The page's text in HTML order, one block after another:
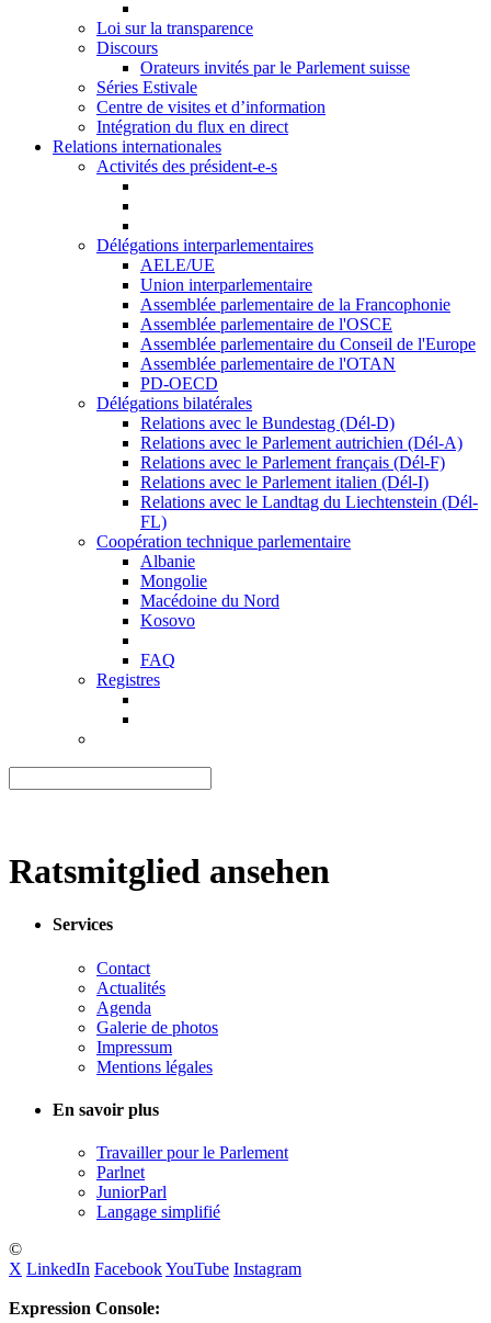
Loi sur la transparence
Discours
Orateurs invités par le Parlement suisse
Séries Estivale
Centre de visites et d’information
Intégration du flux en direct
Relations internationales
Activités des président-e-s
Délégations interparlementaires
AELE/UE
Union interparlementaire
Assemblée parlementaire de la Francophonie
Assemblée parlementaire de l'OSCE
Assemblée parlementaire du Conseil de l'Europe
Assemblée parlementaire de l'OTAN
PD-OECD
Délégations bilatérales
Relations avec le Bundestag (Dél-D)
Relations avec le Parlement autrichien (Dél-A)
Relations avec le Parlement français (Dél-F)
Relations avec le Parlement italien (Dél-I)
Relations avec le Landtag du Liechtenstein (Dél-
FL)
Coopération technique parlementaire
Albanie
Mongolie
Macédoine du Nord
Kosovo
FAQ
Registres
Ratsmitglied ansehen
Services
Contact
Actualités
Agenda
Galerie de photos
Impressum
Mentions légales
En savoir plus
Travailler pour le Parlement
Parlnet
JuniorParl
Langage simplifié
©
X LinkedIn FacebookYouTube Instagram
Expression Console: